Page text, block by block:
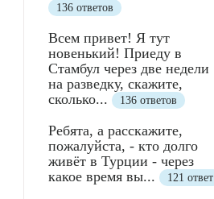
136 ответов
Всем привет! Я тут
новенький! Приеду в
Стамбул через две недели
на разведку, скажите,
сколько...
136 ответов
Ребята, а расскажите,
пожалуйста, - кто долго
живёт в Турции - через
какое время вы...
121 ответ